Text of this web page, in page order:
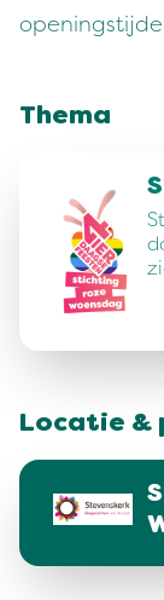
Thema
Locatie &